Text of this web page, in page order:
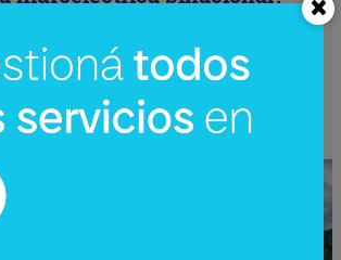
(un proyecto de US$